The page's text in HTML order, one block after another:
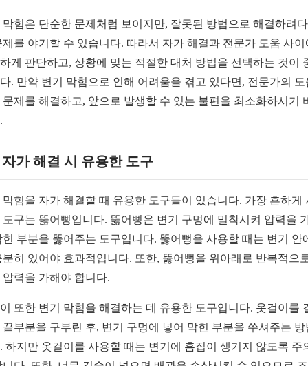
막힘은 단순한 문제처럼 보이지만, 잘못된 방법으로 해결하려
제를 야기할 수 있습니다. 따라서 자가 해결과 전문가 도움 사이
게 판단하고, 상황에 맞는 적절한 대처 방법을 선택하는 것이
. 만약 변기 막힘으로 인해 어려움을 겪고 있다면, 전문가의 도
문제를 해결하고, 앞으로 발생할 수 있는 불편을 최소화하시기
자가 해결 시 유용한 도구
막힘을 자가 해결할 때 유용한 도구들이 있습니다. 가장 흔하게
도구는 뚫어뻥입니다. 뚫어뻥은 변기 구멍에 밀착시켜 압력을
힌 부분을 뚫어주는 도구입니다. 뚫어뻥을 사용할 때는 변기 안
분히 있어야 효과적입니다. 또한, 뚫어뻥을 위아래로 반복적으
압력을 가해야 합니다.
또한 변기 막힘을 해결하는 데 유용한 도구입니다. 옷걸이를
끝부분을 구부린 후, 변기 구멍에 넣어 막힌 부분을 쑤셔주는 방
하지만 옷걸이를 사용할 때는 변기에 흠집이 생기지 않도록 주